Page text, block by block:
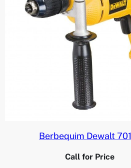
Berbequim Dewalt
Call for Price